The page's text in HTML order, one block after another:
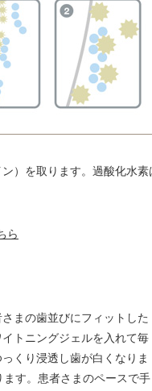
）を取ります。過酸化水
ら
まの歯並びにフィットした
トニングジェルを入れて毎
くり浸透し歯が白くなりま
す。患者さまのペースで手